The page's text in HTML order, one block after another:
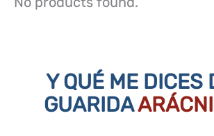
Y QUÉ ME DICES
GUARIDA